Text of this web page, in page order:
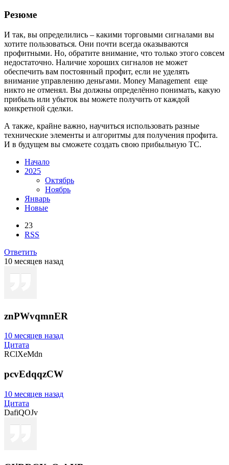
Резюме
И так, вы определились – какими торговыми сигналами вы
хотите пользоваться. Они почти всегда оказываются
профитными. Но, обратите внимание, что только этого совсем
недостаточно. Наличие хороших сигналов не может
обеспечить вам постоянный профит, если не уделять
внимание управлению деньгами. Money Management еще
никто не отменял. Вы должны определённо понимать, какую
прибыль или убыток вы можете получить от каждой
конкретной сделки.
А также, крайне важно, научиться использовать разные
технические элементы и алгоритмы для получения профита.
И в будущем вы сможете создать свою прибыльную ТС.
Начало
2025
Октябрь
Ноябрь
Январь
Новые
23
RSS
Ответить
10 месяцев назад
znPWvqmnER
10 месяцев назад
Цитата
RClXeMdn
pcvEdqqzCW
10 месяцев назад
Цитата
DafiQOJv